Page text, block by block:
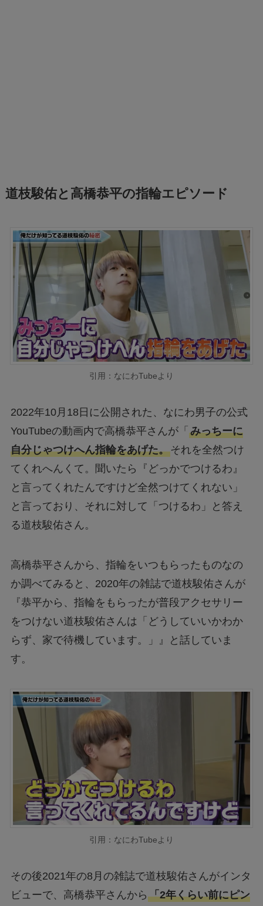
道枝駿佑と高橋恭平の指輪エピソード
引用：なにわTubeより
2022年10月18日に公開された、なにわ男子の公式
YouTubeの動画内で高橋恭平さんが「 みっちーに
自分じゃつけへん指輪をあげた。それを全然つけ
てくれへんくて。聞いたら『どっかでつけるわ』
と言ってくれたんですけど全然つけてくれない」
と言っており、それに対して「つけるわ」と答え
る道枝駿佑さん。
高橋恭平さんから、指輪をいつもらったものなの
か調べてみると、2020年の雑誌で道枝駿佑さんが
『恭平から、指輪をもらったが普段アクセサリー
をつけない道枝駿佑さんは「どうしていいかわか
らず、家で待機しています。」』と話していま
す。
引用：なにわTubeより
その後2021年の8月の雑誌で道枝駿佑さんがインタ
ビューで、高橋恭平さんから 「2年くらい前にピン